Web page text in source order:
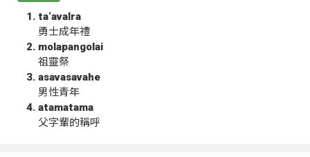
ta‘avalra
勇士成年禮
molapangolai
祖靈祭
asavasavahe
男性青年
atamatama
父字輩的稱呼